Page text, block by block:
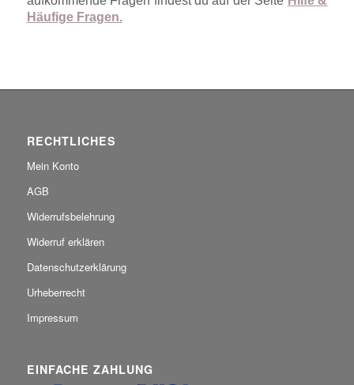
Häufige Fragen.
RECHTLICHES
Mein Konto
AGB
Widerrufsbelehrung
Widerruf erklären
Datenschutzerklärung
Urheberrecht
Impressum
EINFACHE ZAHLUNG